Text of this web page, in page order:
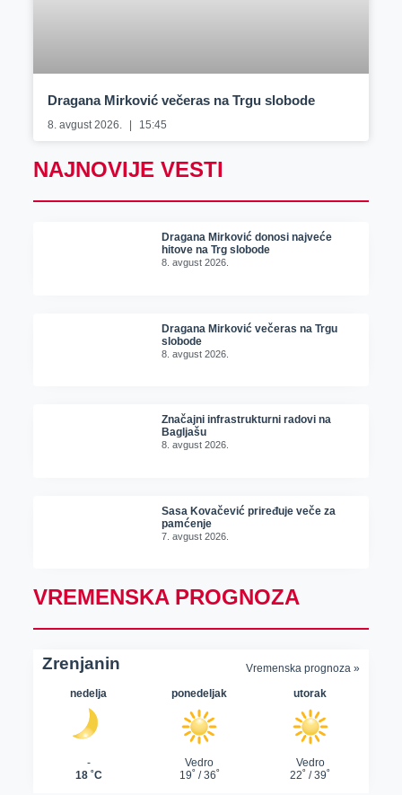
Dragana Mirković večeras na Trgu slobode
8. avgust 2026. 15:45
NAJNOVIJE VESTI
Dragana Mirković donosi najveće
hitove na Trg slobode
8. avgust 2026.
Dragana Mirković večeras na Trgu
slobode
8. avgust 2026.
Značajni infrastrukturni radovi na
Bagljašu
8. avgust 2026.
Sasa Kovačević priređuje veče za
pamćenje
7. avgust 2026.
VREMENSKA PROGNOZA